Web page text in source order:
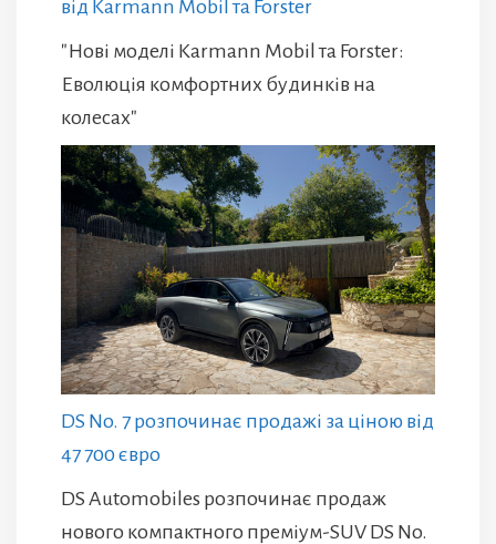
від Karmann Mobil та Forster
"Нові моделі Karmann Mobil та Forster:
Еволюція комфортних будинків на
колесах"
DS No. 7 розпочинає продажі за ціною від
47 700 євро
DS Automobiles розпочинає продаж
нового компактного преміум-SUV DS No.